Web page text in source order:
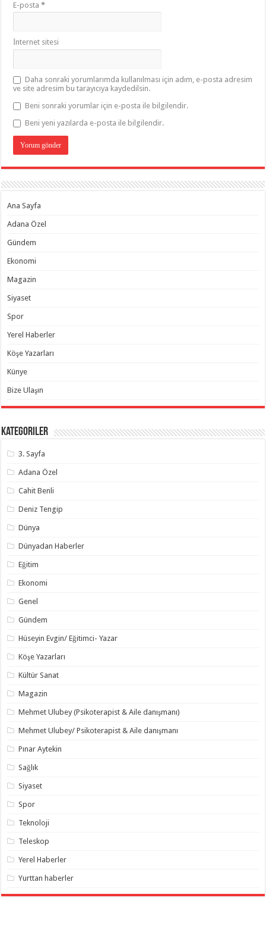
E-posta*
İnternet sitesi
Daha sonraki yorumlarımda kullanılması için adım, e-posta adresim
ve site adresim bu tarayıcıya kaydedilsin.
Beni sonraki yorumlar için e-posta ile bilgilendir.
Beni yeni yazılarda e-posta ile bilgilendir.
Ana Sayfa
Adana Özel
Gündem
Ekonomi
Magazin
Siyaset
Spor
Yerel Haberler
Köşe Yazarları
Künye
Bize Ulaşın
Kategoriler
3. Sayfa
Adana Özel
Cahit Benli
Deniz Tengip
Dünya
Dünyadan Haberler
Eğitim
Ekonomi
Genel
Gündem
Hüseyin Evgin/ Eğitimci- Yazar
Köşe Yazarları
Kültür Sanat
Magazin
Mehmet Ulubey (Psikoterapist & Aile danışmanı)
Mehmet Ulubey/ Psikoterapist & Aile danışmanı
Pınar Aytekin
Sağlık
Siyaset
Spor
Teknoloji
Teleskop
Yerel Haberler
Yurttan haberler